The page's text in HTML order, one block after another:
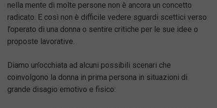
nella mente di molte persone non è ancora un concetto
radicato. E così non è difficile vedere sguardi scettici verso
l’operato di una donna o sentire critiche per le sue idee o
proposte lavorative.
Diamo un’occhiata ad alcuni possibili scenari che
coinvolgono la donna in prima persona in situazioni di
grande disagio emotivo e fisico: